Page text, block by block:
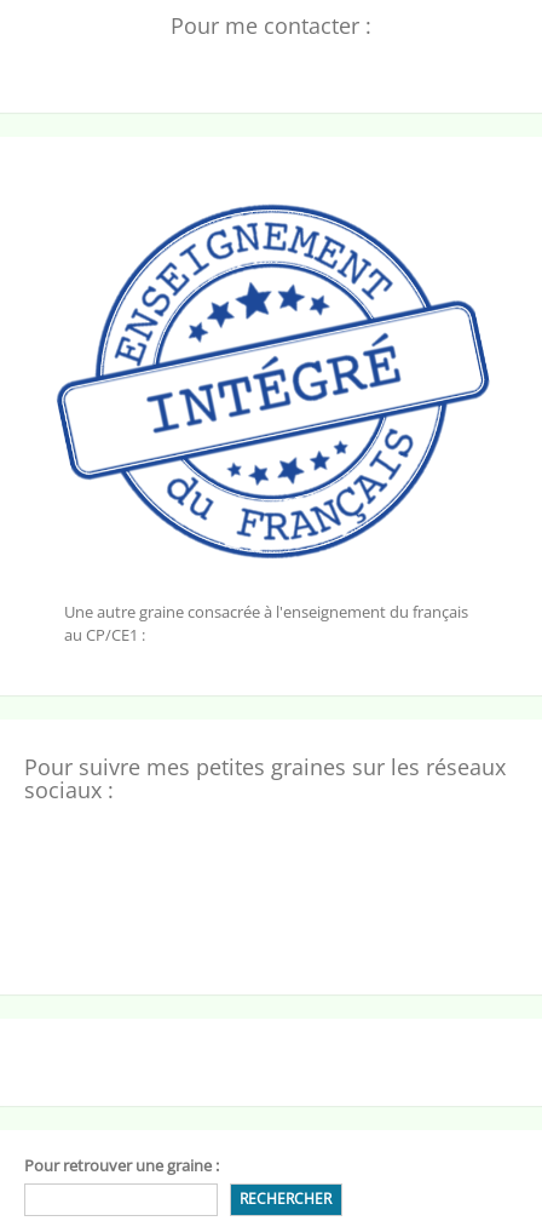
Pour me contacter :
Une autre graine consacrée à l'enseignement du français
au CP/CE1 :
Pour suivre mes petites graines sur les réseaux
sociaux :
Pour retrouver une graine :
RECHERCHER